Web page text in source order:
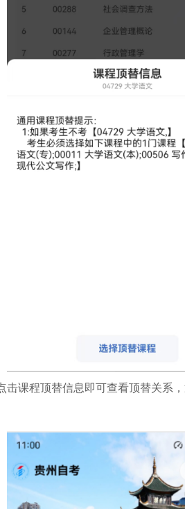
击课程顶替信息即可查看顶替关系